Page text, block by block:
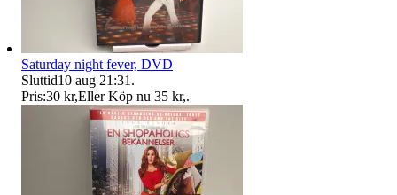
Saturday night fever, DVD
Sluttid10 aug 21:31 .
Pris:30 kr,Eller Köp nu 35 kr,.